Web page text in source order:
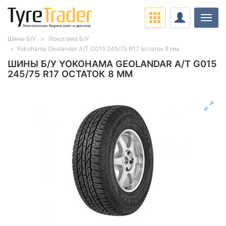
ШИНЫ Б/У YOKOHAMA GEOLANDAR A/T G015
245/75 R17 ОСТАТОК 8 ММ
Шины Б/У
Йокогама Б/У
Yokohama Geolandar A/T G015 245/75 R17 остаток 8 мм